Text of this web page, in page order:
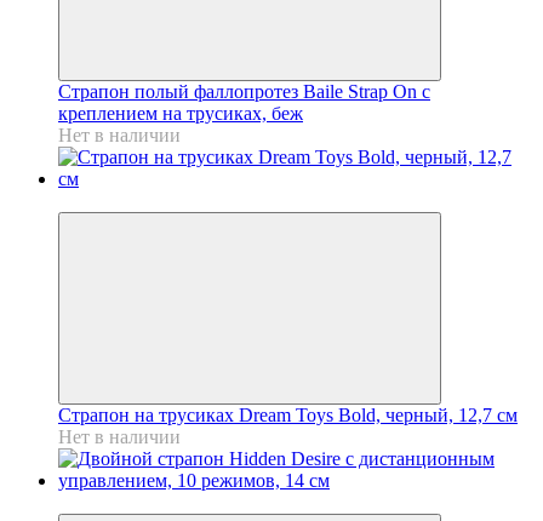
Страпон полый фаллопротез Baile Strap On с
креплением на трусиках, беж
Нет в наличии
Страпон на трусиках Dream Toys Bold, черный, 12,7 см
Нет в наличии